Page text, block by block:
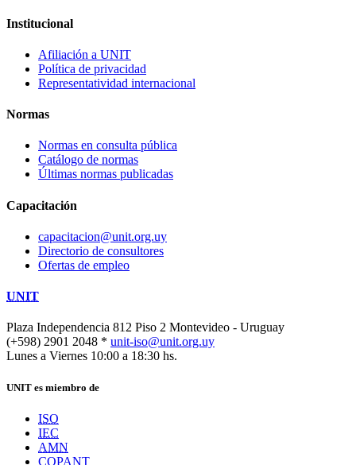
Institucional
Afiliación a UNIT
Política de privacidad
Representatividad internacional
Normas
Normas en consulta pública
Catálogo de normas
Últimas normas publicadas
Capacitación
capacitacion@unit.org.uy
Directorio de consultores
Ofertas de empleo
UNIT
Plaza Independencia 812 Piso 2 Montevideo - Uruguay
(+598) 2901 2048 * unit-iso@unit.org.uy
Lunes a Viernes 10:00 a 18:30 hs.
UNIT es miembro de
ISO
IEC
AMN
COPANT